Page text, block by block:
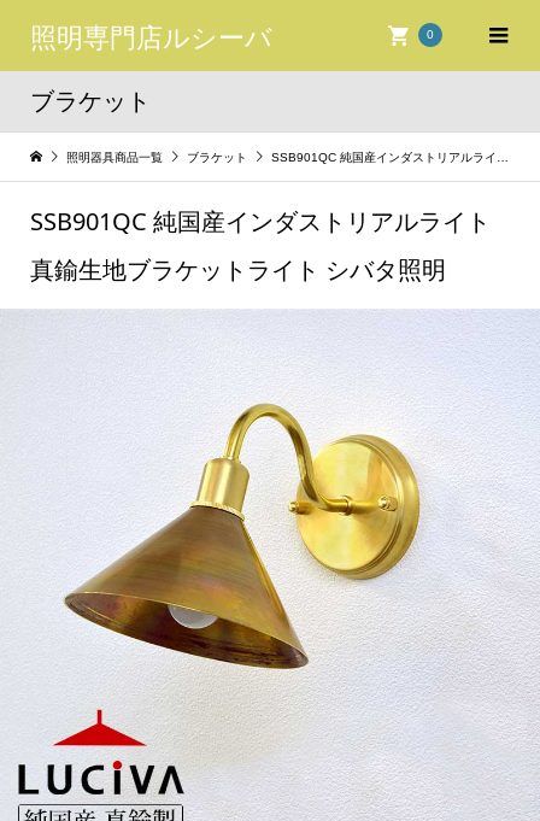
照明専門店ルシーバ 0
ブラケット
照明器具商品一覧 ブラケット SSB901QC 純国産インダストリアルライト 真鍮生地ブラケットライト シバタ照明
SSB901QC 純国産インダストリアルライト
真鍮生地ブラケットライト シバタ照明